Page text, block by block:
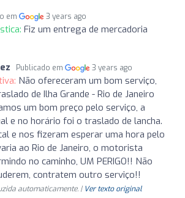
em 3 years ago
Fiz um entrega de mercadoria
Publicado em 3 years ago
Não ofereceram um bom serviço,
de Ilha Grande - Rio de Janeiro
um bom preço pelo serviço, a
e no horário foi o traslado de lancha.
e nos fizeram esperar uma hora pelo
ao Rio de Janeiro, o motorista
no caminho, UM PERIGO!! Não
contratem outro serviço!!
automaticamente. | Ver texto original